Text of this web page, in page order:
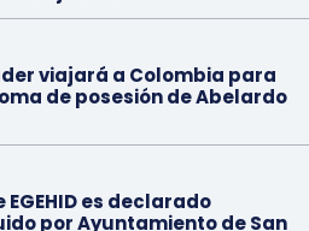
viajará a Colombia para
de posesión de Abelardo
es declarado
por Ayuntamiento de San